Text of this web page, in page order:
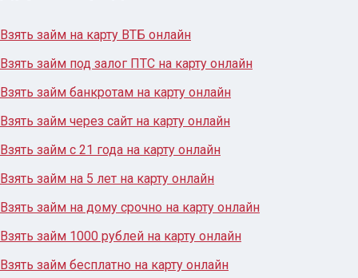
Взять займ на карту ВТБ онлайн
Взять займ под залог ПТС на карту онлайн
Взять займ банкротам на карту онлайн
Взять займ через сайт на карту онлайн
Взять займ с 21 года на карту онлайн
Взять займ на 5 лет на карту онлайн
Взять займ на дому срочно на карту онлайн
Взять займ 1000 рублей на карту онлайн
Взять займ бесплатно на карту онлайн